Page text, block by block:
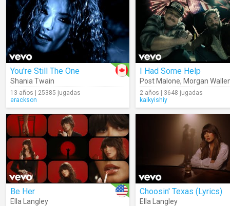
You're Still The One
Shania Twain
13 años | 25385 jugadas
erackson
I Had Some Help
Post Malone, Morgan
2 años | 3648 jugadas
kaikyishiy
Be Her
Ella Langley
Choosin' Texas (Lyrics)
Ella Langley